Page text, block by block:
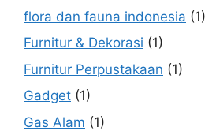
flora dan fauna indonesia (1)
Furnitur & Dekorasi (1)
Furnitur Perpustakaan (1)
Gadget (1)
Gas Alam (1)